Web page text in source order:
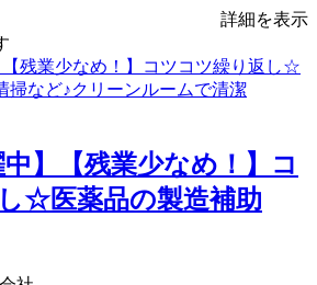
詳細を表示
中】【残業少なめ！】コ
☆医薬品の製造補助